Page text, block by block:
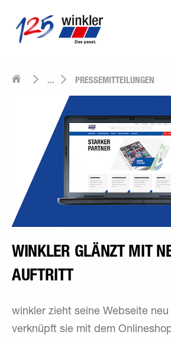
... PRESSEMITTEILUNGEN
WINKLER GLÄNZT MIT
AUFTRITT
winkler zieht seine Webseite neu
verknüpft sie mit dem